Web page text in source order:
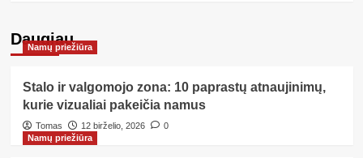
Daugiau
Namų priežiūra
Stalo ir valgomojo zona: 10 paprastų atnaujinimų,
kurie vizualiai pakeičia namus
Tomas 12 birželio, 2026
0
Namų priežiūra